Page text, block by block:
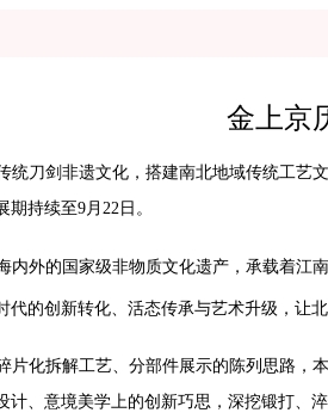
金上京
统刀剑非遗文化，搭建南北地域传统工艺
期持续至9月 22 日。
内外的国家级非物质文化遗产，承载着江
代的创新转化、活态传承与艺术升级，让
片化拆解工艺、分部件展示的陈列思路，
计、意境美学上的创新巧思，深挖锻打、